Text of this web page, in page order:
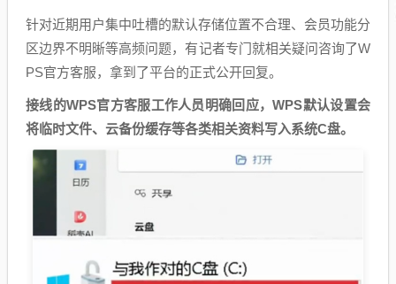
针对近期用户集中吐槽的默认存储位置不合理、会员功能分
区边界不明晰等高频问题，有记者专门就相关疑问咨询了W
PS官方客服，拿到了平台的正式公开回复。
接线的WPS官方客服工作人员明确回应，WPS默认设置会
将临时文件、云备份缓存等各类相关资料写入系统C盘。